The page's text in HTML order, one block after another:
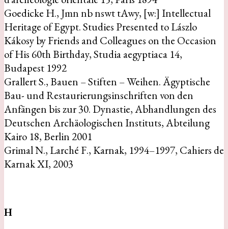
Goedicke H., Jmn nb nswt tAwy, [w:] Intellectual
Heritage of Egypt. Studies Presented to Lászlo
Kákosy by Friends and Colleagues on the Occasion
of His 60th Birthday, Studia aegyptiaca 14,
Budapest 1992
Grallert S., Bauen – Stiften – Weihen. Ägyptische
Bau- und Restaurierungsinschriften von den
Anfängen bis zur 30. Dynastie, Abhandlungen des
Deutschen Archäologischen Instituts, Abteilung
Kairo 18, Berlin 2001
Grimal N., Larché F., Karnak, 1994–1997, Cahiers de
Karnak XI, 2003
H